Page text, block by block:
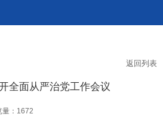
返回列表
全面从严治党工作会议
量：1672